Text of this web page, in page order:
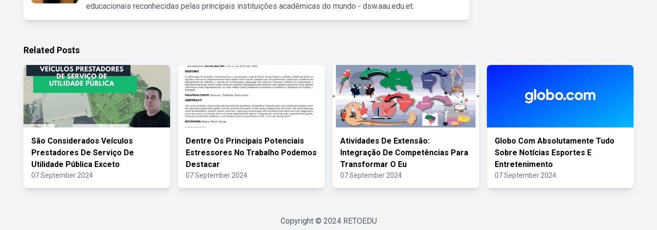
educacionais reconhecidas pelas principais instituições acadêmicas do mundo - dsw.aau.edu.et.
Related Posts
São Considerados Veículos
Prestadores De Serviço De
Utilidade Pública Exceto
07 September 2024
Dentre Os Principais Potenciais
Estressores No Trabalho Podemos
Destacar
07 September 2024
Atividades De Extensão:
Integração De Competências Para
Transformar O Eu
07 September 2024
Globo Com Absolutamente Tudo
Sobre Notícias Esportes E
Entretenimento
07 September 2024
Copyright © 2024 RETOEDU